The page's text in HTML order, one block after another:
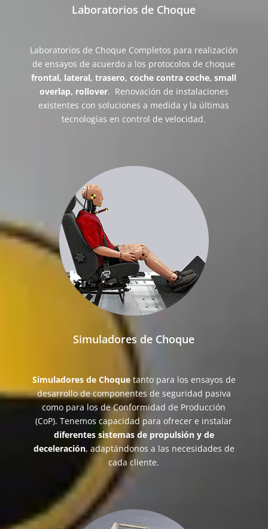
Laboratorios de Choque
Laboratorios de Choque Completos para realización
de ensayos de acuerdo a los protocolos de choque
frontal, lateral, trasero, coche contra coche, small
overlap, rollover. Renovación de instalaciones
existentes con soluciones a medida y la últimas
tecnologías en control de velocidad.
Simuladores de Choque
Simuladores de Choque tanto para los ensayos de
desarrollo de componentes de seguridad pasiva
como para los de Conformidad de Producción
(CoP). Tenemos capacidad para ofrecer e instalar
diferentes sistemas de propulsión y de
deceleración, adaptándonos a las necesidades de
cada cliente.